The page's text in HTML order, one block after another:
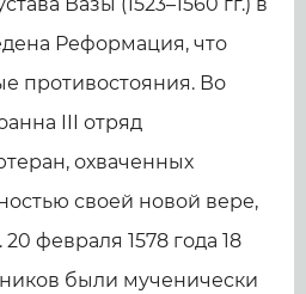
Вазы (1523–1560 гг.) в
Реформация, что
противостояния. Во
III отряд
охваченных
своей новой вере,
февраля 1578 года 18
были мученически